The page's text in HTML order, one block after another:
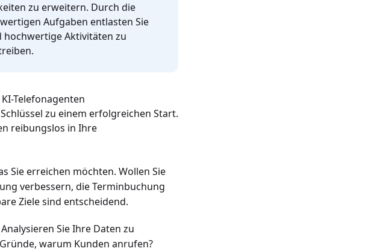
zu erweitern. Durch die
Aufgaben entlasten Sie
hochwertige Aktivitäten zu
Telefonagenten
zu einem erfolgreichen Start.
reibungslos in Ihre
Sie erreichen möchten. Wollen Sie
verbessern, die Terminbuchung
Ziele sind entscheidend.
Analysieren Sie Ihre Daten zu
warum Kunden anrufen?